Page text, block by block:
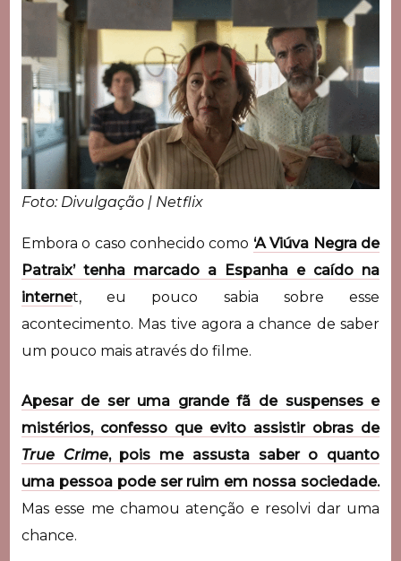
Foto: Divulgação | Netflix
Embora o caso conhecido como ‘A Viúva Negra de
Patraix’ tenha marcado a Espanha e caído na
internet, eu pouco sabia sobre esse
acontecimento. Mas tive agora a chance de saber
um pouco mais através do filme.
Apesar de ser uma grande fã de suspenses e
mistérios, confesso que evito assistir obras de
True Crime, pois me assusta saber o quanto
uma pessoa pode ser ruim em nossa sociedade.
Mas esse me chamou atenção e resolvi dar uma
chance.